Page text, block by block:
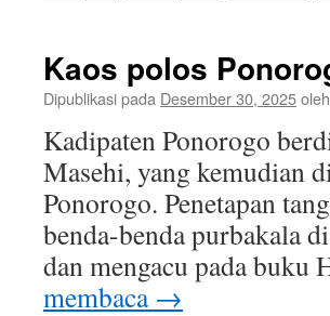
Kaos polos
Dipublikasi pada Desember 30, 2025oleh
Kadipaten Ponorogo
Masehi, yang kemudian
Ponorogo. Penetapan
benda-benda purbakala
dan mengacu pada
membaca →